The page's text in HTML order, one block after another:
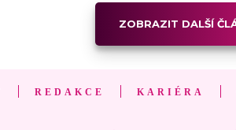
ZOBRAZIT DALŠÍ
REDAKCE KARIÉRA